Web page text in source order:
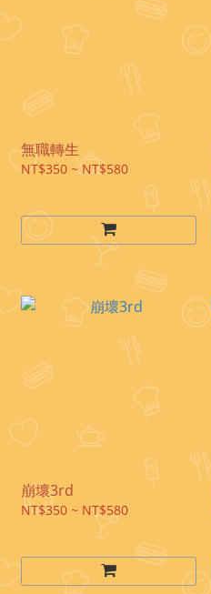
無職轉生
NT$350 ~ NT$580
崩壞3rd
NT$350 ~ NT$580